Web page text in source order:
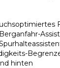
hinten